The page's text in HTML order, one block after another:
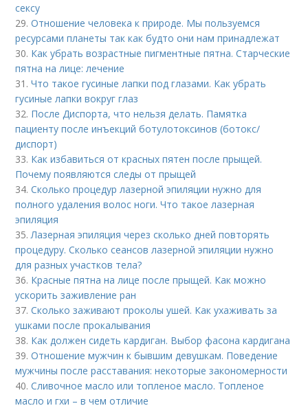
сексу
29.Отношение человека к природе. Мы пользуемся
ресурсами планеты так как будто они нам принадлежат
30. Как убрать возрастные пигментные пятна. Старческие
пятна на лице: лечение
31.Что такое гусиные лапки под глазами. Как убрать
гусиные лапки вокруг глаз
32. После Диспорта, что нельзя делать. Памятка
пациенту после инъекций ботулотоксинов (ботокс/
диспорт)
33. Как избавиться от красных пятен после прыщей.
Почему появляются следы от прыщей
34.Сколько процедур лазерной эпиляции нужно для
полного удаления волос ноги. Что такое лазерная
эпиляция
35.Лазерная эпиляция через сколько дней повторять
процедуру. Сколько сеансов лазерной эпиляции нужно
для разных участков тела?
36. Красные пятна на лице после прыщей. Как можно
ускорить заживление ран
37.Сколько заживают проколы ушей. Как ухаживать за
ушками после прокалывания
38. Как должен сидеть кардиган. Выбор фасона кардигана
39.Отношение мужчин к бывшим девушкам. Поведение
мужчины после расставания: некоторые закономерности
40.Сливочное масло или топленое масло. Топленое
масло и гхи – в чем отличие